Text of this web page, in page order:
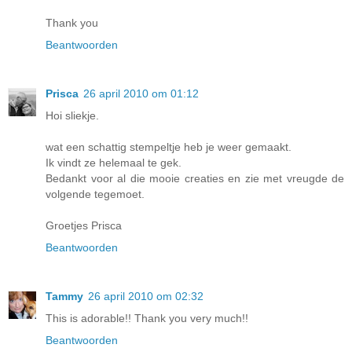
Thank you
Beantwoorden
Prisca 26 april 2010 om 01:12
Hoi sliekje.
wat een schattig stempeltje heb je weer gemaakt.
Ik vindt ze helemaal te gek.
Bedankt voor al die mooie creaties en zie met vreugde de
volgende tegemoet.
Groetjes Prisca
Beantwoorden
Tammy 26 april 2010 om 02:32
This is adorable!! Thank you very much!!
Beantwoorden